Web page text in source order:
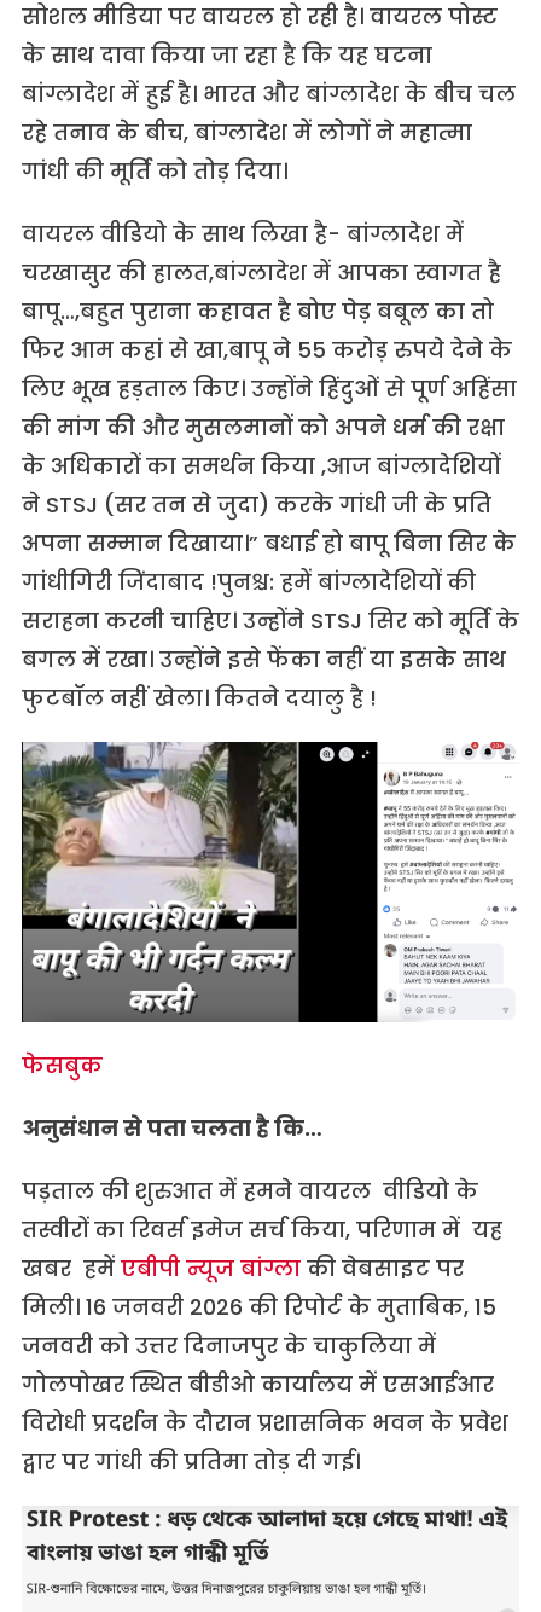
सोशल मीडिया पर वायरल हो रही है। वायरल पोस्ट
के साथ दावा किया जा रहा है कि यह घटना
बांग्लादेश में हुई है। भारत और बांग्लादेश के बीच चल
रहे तनाव के बीच, बांग्लादेश में लोगों ने महात्मा
गांधी की मूर्ति को तोड़ दिया।
वायरल वीडियो के साथ लिखा है- बांग्लादेश में
चरखासुर की हालत,बांग्लादेश में आपका स्वागत है
बापू…,बहुत पुराना कहावत है बोए पेड़ बबूल का तो
फिर आम कहां से खा,बापू ने 55 करोड़ रुपये देने के
लिए भूख हड़ताल किए। उन्होंने हिंदुओं से पूर्ण अहिंसा
की मांग की और मुसलमानों को अपने धर्म की रक्षा
के अधिकारों का समर्थन किया ,आज बांग्लादेशियों
ने STSJ (सर तन से जुदा) करके गांधी जी के प्रति
अपना सम्मान दिखाया।” बधाई हो बापू बिना सिर के
गांधीगिरी जिंदाबाद !पुनश्च: हमें बांग्लादेशियों की
सराहना करनी चाहिए। उन्होंने STSJ सिर को मूर्ति के
बगल में रखा। उन्होंने इसे फेंका नहीं या इसके साथ
फुटबॉल नहीं खेला। कितने दयालु है !
फेसबुक
अनुसंधान से पता चलता है कि…
पड़ताल की शुरुआत में हमने वायरल वीडियो के
तस्वीरों का रिवर्स इमेज सर्च किया, परिणाम में यह
खबर हमें एबीपी न्यूज बांग्ला की वेबसाइट पर
मिली। 16 जनवरी 2026 की रिपोर्ट के मुताबिक, 15
जनवरी को उत्तर दिनाजपुर के चाकुलिया में
गोलपोखर स्थित बीडीओ कार्यालय में एसआईआर
विरोधी प्रदर्शन के दौरान प्रशासनिक भवन के प्रवेश
द्वार पर गांधी की प्रतिमा तोड़ दी गई।